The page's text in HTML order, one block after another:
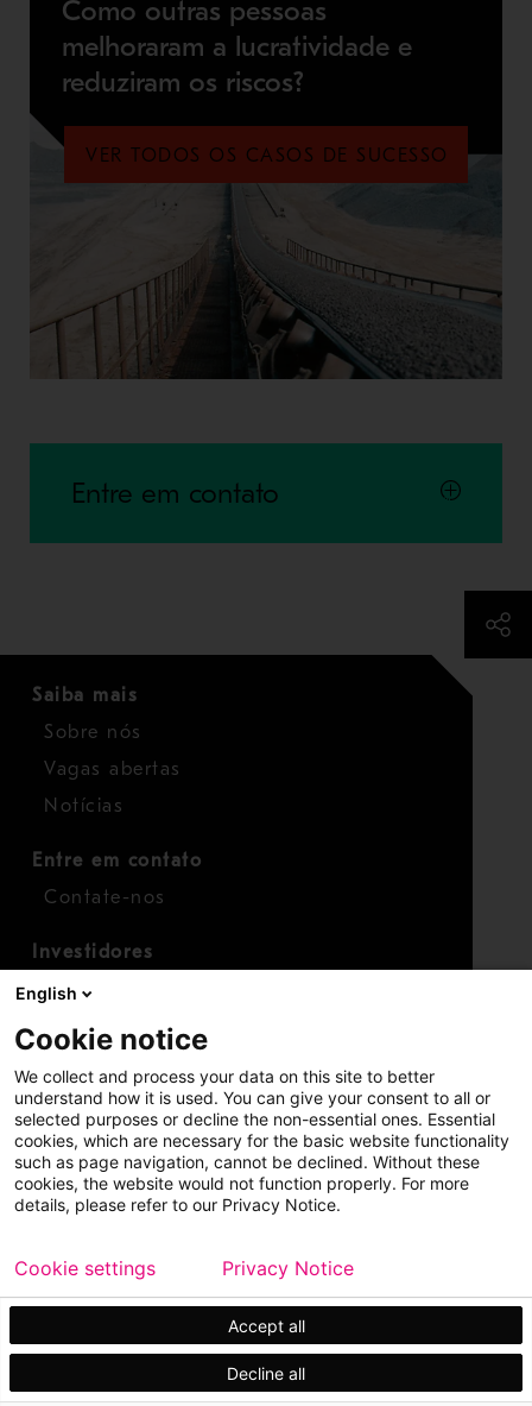
Como outras pessoas
melhoraram a lucratividade e
reduziram os riscos?
VER TODOS OS CASOS DE SUCESSO
Entre em contato
Saiba mais
Sobre nós
Vagas abertas
Notícias
Entre em contato
Contate-nos
Investidores
Calendário para investidores
Finanças
Aviso legal
Política de privacidade
Marcas registradas
English
Cookie notice
We collect and process your data on this site to better
understand how it is used. You can give your consent to all or
selected purposes or decline the non-essential ones. Essential
cookies, which are necessary for the basic website functionality
such as page navigation, cannot be declined. Without these
cookies, the website would not function properly. For more
details, please refer to our Privacy Notice.
Accept all
Decline all
Cookie settings Privacy Notice